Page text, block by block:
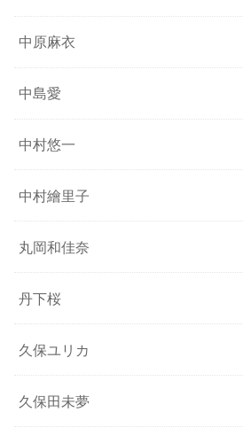
中原麻衣
中島愛
中村悠一
中村繪里子
丸岡和佳奈
丹下桜
久保ユリカ
久保田未夢